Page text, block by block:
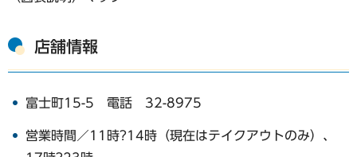
店舗情報
富士町15-5 電話 32-8975
営業時間／11時?14時（現在はテイクアウトのみ）、